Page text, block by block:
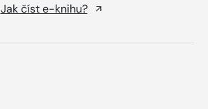
Jak číst e-knihu?